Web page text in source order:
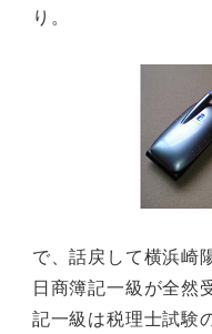
り。
で、話戻して横浜崎
日商簿記一級が全然
記一級は税理士試験